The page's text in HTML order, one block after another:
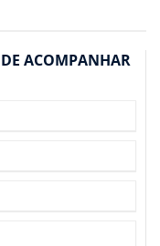
ACOMPANHAR